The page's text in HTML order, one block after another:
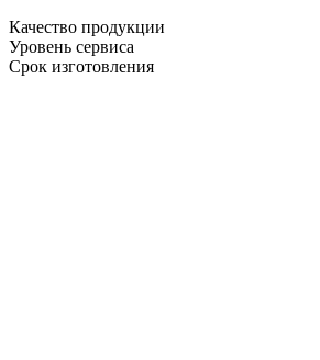
Качество продукции
Уровень сервиса
Срок изготовления